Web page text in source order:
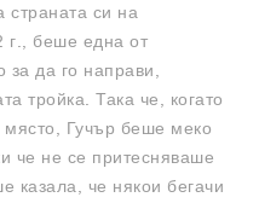
страната си на
г., беше една от
да го направи,
тройка. Така че, когато
място, Гучър беше меко
че не се притесняваше
казала, че някои бегачи